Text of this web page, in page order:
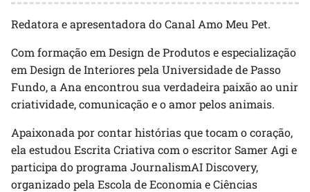
Redatora e apresentadora do Canal Amo Meu Pet.
Com formação em Design de Produtos e especialização
em Design de Interiores pela Universidade de Passo
Fundo, a Ana encontrou sua verdadeira paixão ao unir
criatividade, comunicação e o amor pelos animais.
Apaixonada por contar histórias que tocam o coração,
ela estudou Escrita Criativa com o escritor Samer Agi e
participa do programa JournalismAI Discovery,
organizado pela Escola de Economia e Ciências